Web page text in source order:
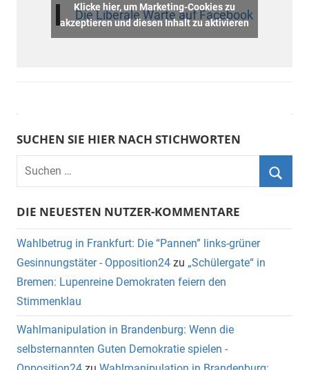
Die Liberale Warte auf Facebook
Klicke hier, um Marketing-Cookies zu
akzeptieren und diesen Inhalt zu aktivieren
SUCHEN SIE HIER NACH STICHWORTEN
DIE NEUESTEN NUTZER-KOMMENTARE
Wahlbetrug in Frankfurt: Die “Pannen” links-grüner
Gesinnungstäter - Opposition24 zu „Schülergate“ in
Bremen: Lupenreine Demokraten feiern den
Stimmenklau
Wahlmanipulation in Brandenburg: Wenn die
selbsternannten Guten Demokratie spielen -